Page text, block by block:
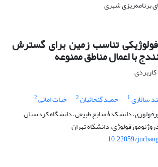
تناسب زمین برای گسترش
با اعمال مناطق ممنوعه
سالاری1 حمید گنجائیان2 خبات امانی2
دانشکدۀ منابع طبیعی، دانشگاه کردستان
دانشگاه تهران
10.22059/